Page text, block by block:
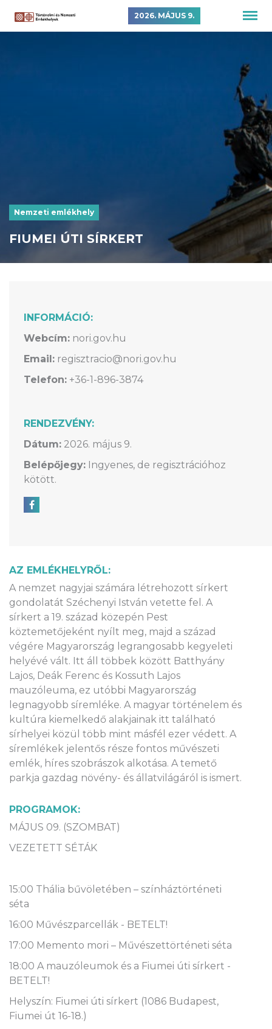
2026. MÁJUS 9.
Nemzeti emlékhely
FIUMEI ÚTI SÍRKERT
AZ EMLÉKHELYRŐL:
A nemzet nagyjai számára létrehozott sírkert
gondolatát Széchenyi István vetette fel. A
sírkert a 19. század közepén Pest
köztemetőjeként nyílt meg, majd a század
végére Magyarország legrangosabb kegyeleti
helyévé vált. Itt áll többek között Batthyány
Lajos, Deák Ferenc és Kossuth Lajos
mauzóleuma, ez utóbbi Magyarország
legnagyobb síremléke. A magyar történelem és
kultúra kiemelkedő alakjainak itt található
sírhelyei közül több mint másfél ezer védett. A
síremlékek jelentős része fontos művészeti
emlék, híres szobrászok alkotása. A temető
parkja gazdag növény- és állatvilágáról is ismert.
PROGRAMOK:
MÁJUS 09. (SZOMBAT)
VEZETETT SÉTÁK
15:00 Thália bűvöletében – színháztörténeti
séta
16:00 Művészparcellák - BETELT!
17:00 Memento mori – Művészettörténeti séta
18:00 A mauzóleumok és a Fiumei úti sírkert -
BETELT!
Helyszín: Fiumei úti sírkert (1086 Budapest,
Fiumei út 16-18.)
INFORMÁCIÓ:
Webcím: nori.gov.hu
Email: regisztracio@nori.gov.hu
Telefon: +36-1-896-3874
RENDEZVÉNY:
Dátum: 2026. május 9.
Belépőjegy: Ingyenes, de regisztrációhoz
kötött.
Megosztás Facebookon